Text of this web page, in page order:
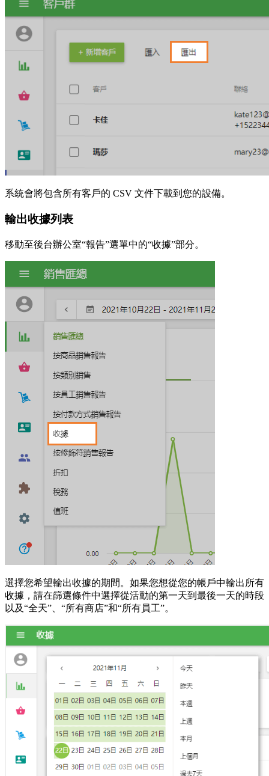
系統會將包含所有客戶的 CSV 文件下載到您的設備。
輸出收據列表
移動至後台辦公室“報告”選單中的“收據”部分。
選擇您希望輸出收據的期間。如果您想從您的帳戶中輸出所有
收據，請在篩選條件中選擇從活動的第一天到最後一天的時段
以及“全天”、“所有商店”和“所有員工”。